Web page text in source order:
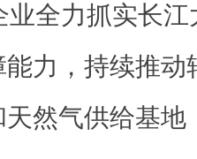
业全力抓实长
力，持续推
然气供给基地